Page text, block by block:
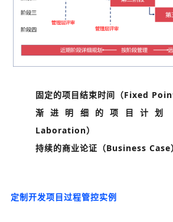
固定的项目结束时间（Fixed Point
渐进明细的项目计划（
Laboration）
持续的商业论证（Business Case）
定制开发项目过程管控实例